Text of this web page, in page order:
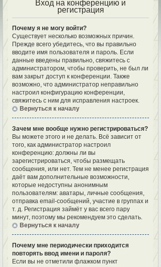
Вход на конференцию и
регистрация
Почему я не могу войти?
Существует несколько возможных причин.
Прежде всего убедитесь, что вы правильно
вводите имя пользователя и пароль. Если
данные введены правильно, свяжитесь с
администратором, чтобы проверить, не был ли
вам закрыт доступ к конференции. Также
возможно, что администратор неправильно
настроил конфигурацию конференции,
свяжитесь с ним для исправления настроек.
Вернуться к началу
Зачем мне вообще нужно регистрироваться?
Вы можете этого и не делать. Всё зависит от
того, как администратор настроил
конференцию: должны ли вы
зарегистрироваться, чтобы размещать
сообщения, или нет. Тем не менее регистрация
даёт вам дополнительные возможности,
которые недоступны анонимным
пользователям: аватары, личные сообщения,
отправка email-сообщений, участие в группах и
т. д. Регистрация займёт у вас всего пару
минут, поэтому мы рекомендуем это сделать.
Вернуться к началу
Почему мне периодически приходится
повторять ввод имени и пароля?
Если вы не отметили флажком пункт